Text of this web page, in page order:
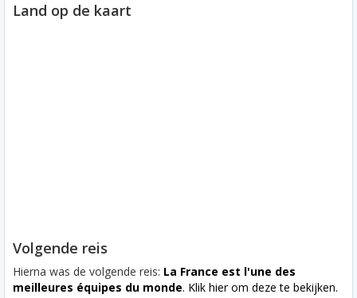
Land op de kaart
Volgende reis
Hierna was de volgende reis: La France est l'une des
meilleures équipes du monde. Klik hier om deze te bekijken.